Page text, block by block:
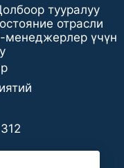
тууралуу
отрасли
үчүн